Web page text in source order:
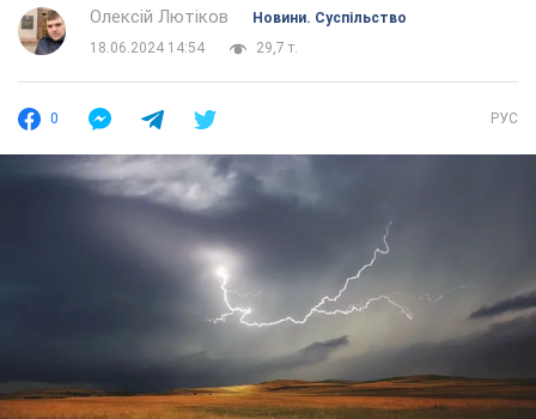
Олексій Лютіков
Новини. Суспільство
18.06.2024 14:54
29,7 т.
0 РУС